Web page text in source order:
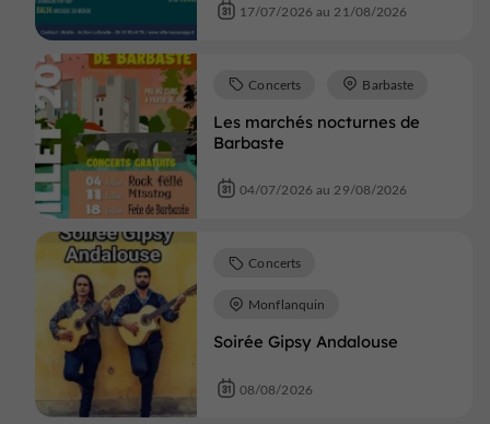
17/07/2026 au 21/08/2026
Les marchés nocturnes de
Barbaste
Concerts Barbaste
04/07/2026 au 29/08/2026
Soirée Gipsy Andalouse
Concerts
Monflanquin
08/08/2026